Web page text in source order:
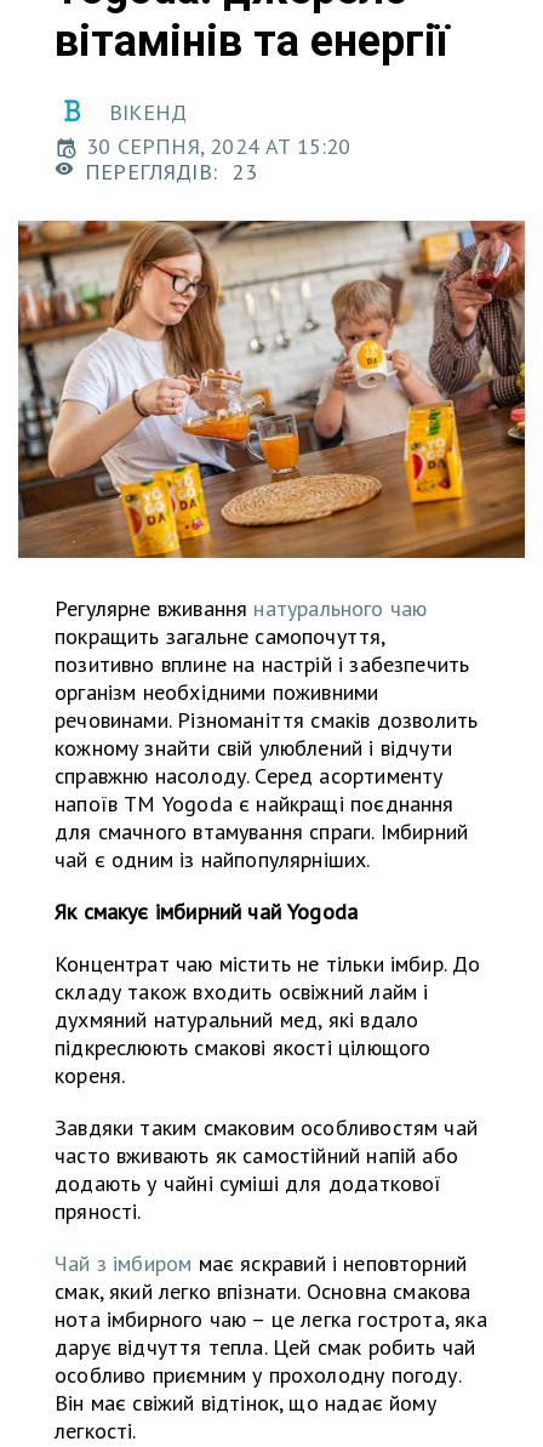
вітамінів та енергії
ВІКЕНД
30 СЕРПНЯ, 2024 AT 15:20
ПЕРЕГЛЯДІВ: 23
Регулярне вживання натурального чаю
покращить загальне самопочуття,
позитивно вплине на настрій і забезпечить
організм необхідними поживними
речовинами. Різноманіття смаків дозволить
кожному знайти свій улюблений і відчути
справжню насолоду. Серед асортименту
напоїв ТМ Yogoda є найкращі поєднання
для смачного втамування спраги. Імбирний
чай є одним із найпопулярніших.
Як смакує імбирний чай Yogoda
Концентрат чаю містить не тільки імбир. До
складу також входить освіжний лайм і
духмяний натуральний мед, які вдало
підкреслюють смакові якості цілющого
кореня.
Завдяки таким смаковим особливостям чай
часто вживають як самостійний напій або
додають у чайні суміші для додаткової
пряності.
Чай з імбиром має яскравий і неповторний
смак, який легко впізнати. Основна смакова
нота імбирного чаю – це легка гострота, яка
дарує відчуття тепла. Цей смак робить чай
особливо приємним у прохолодну погоду.
Він має свіжий відтінок, що надає йому
легкості.